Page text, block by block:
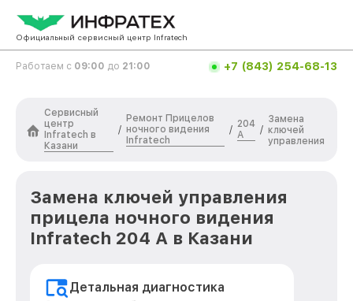
Официальный сервисный центр Infratech
Работаем с 09:00 до 21:00 +7 (843) 254-68-13
Сервисный
центр
Infratech в
Казани
/
Ремонт Прицелов
ночного видения
Infratech
/
204
А
/
Замена
ключей
управления
Замена ключей управления
прицела ночного видения
Infratech 204 А в Казани
Детальная диагностика